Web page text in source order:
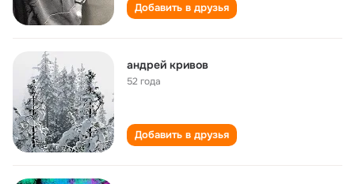
Добавить в друзья
андрей кривов
52 года
Добавить в друзья